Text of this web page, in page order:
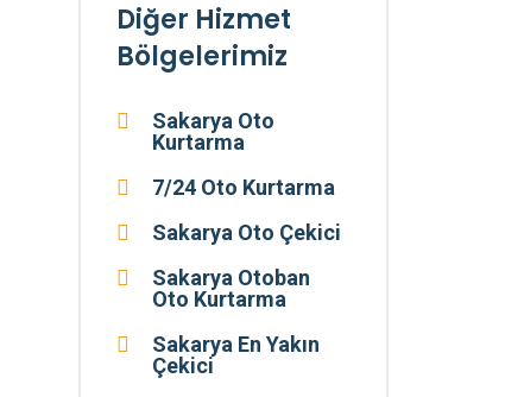
Diğer Hizmet
Bölgelerimiz
Sakarya Oto
Kurtarma
7/24 Oto Kurtarma
Sakarya Oto Çekici
Sakarya Otoban
Oto Kurtarma
Sakarya En Yakın
Çekici